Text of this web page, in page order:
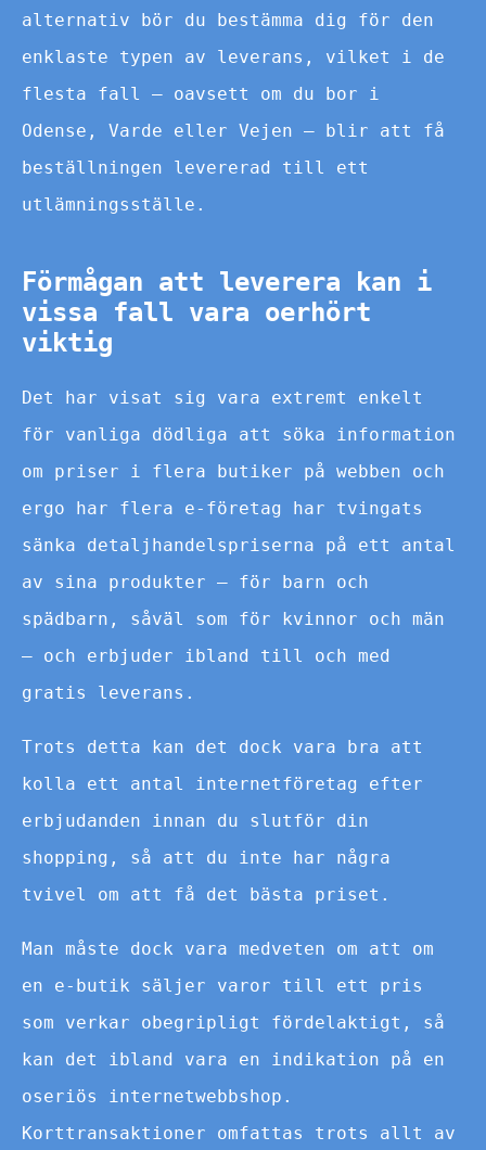
alternativ bör du bestämma dig för den
enklaste typen av leverans, vilket i de
flesta fall – oavsett om du bor i
Odense, Varde eller Vejen – blir att få
beställningen levererad till ett
utlämningsställe.
Förmågan att leverera kan i
vissa fall vara oerhört
viktig
Det har visat sig vara extremt enkelt
för vanliga dödliga att söka information
om priser i flera butiker på webben och
ergo har flera e-företag har tvingats
sänka detaljhandelspriserna på ett antal
av sina produkter – för barn och
spädbarn, såväl som för kvinnor och män
– och erbjuder ibland till och med
gratis leverans.
Trots detta kan det dock vara bra att
kolla ett antal internetföretag efter
erbjudanden innan du slutför din
shopping, så att du inte har några
tvivel om att få det bästa priset.
Man måste dock vara medveten om att om
en e-butik säljer varor till ett pris
som verkar obegripligt fördelaktigt, så
kan det ibland vara en indikation på en
oseriös internetwebbshop.
Korttransaktioner omfattas trots allt av